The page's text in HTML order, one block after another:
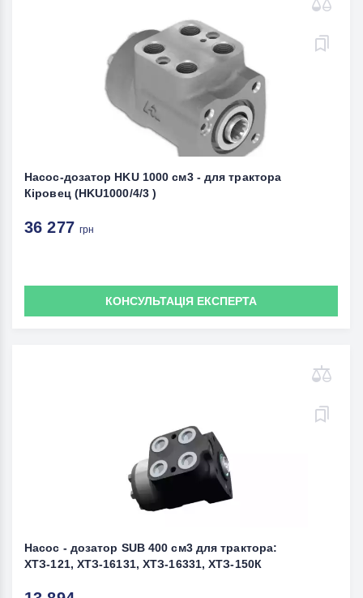
Насос-дозатор HKU 1000 см3 - для трактора
Кіровец (HKU1000/4/3 )
36 277грн
КОНСУЛЬТАЦІЯ ЕКСПЕРТА
Насос - дозатор SUB 400 см3 для трактора:
ХТЗ-121, ХТЗ-16131, ХТЗ-16331, ХТЗ-150К